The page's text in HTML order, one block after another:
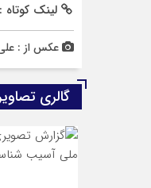
لینک کوتاه :
عکس از :
گالری